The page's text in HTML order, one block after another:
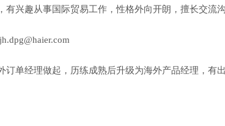
有兴趣从事国际贸易工作，性格外向开朗，擅长交流
订单经理做起，历练成熟后升级为海外产品经理，有